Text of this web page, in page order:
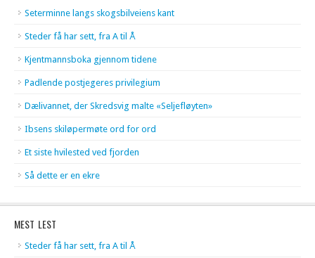
Seterminne langs skogsbilveiens kant
Steder få har sett, fra A til Å
Kjentmannsboka gjennom tidene
Padlende postjegeres privilegium
Dælivannet, der Skredsvig malte «Seljefløyten»
Ibsens skiløpermøte ord for ord
Et siste hvilested ved fjorden
Så dette er en ekre
MEST LEST
Steder få har sett, fra A til Å